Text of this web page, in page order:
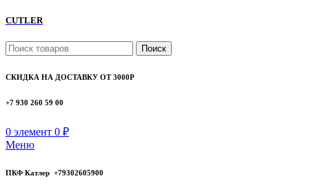
CUTLER
Поиск
СКИДКА НА ДОСТАВКУ ОТ 3000Р
+7 930 260 59 00
0 элемент 0 ₽
Меню
ПКФ Катлер +79302605900